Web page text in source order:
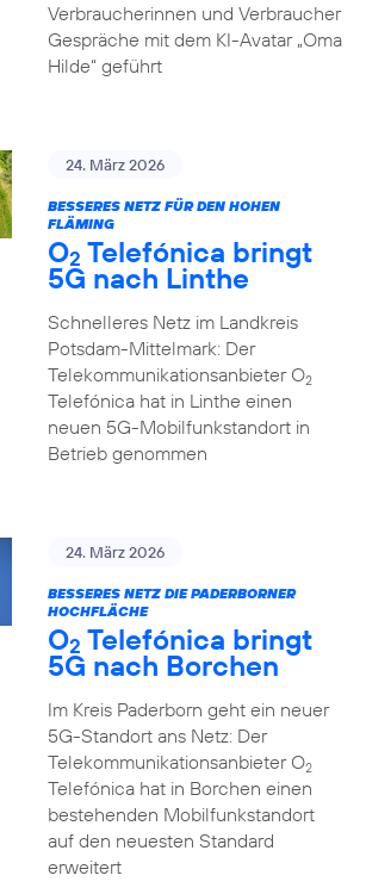
Verbraucherinnen und Verbraucher
Gespräche mit dem KI-Avatar „Oma
Hilde“ geführt
24. März 2026
BESSERES NETZ FÜR DEN HOHEN
FLÄMING
O2 Telefónica bringt
5G nach Linthe
Schnelleres Netz im Landkreis
Potsdam-Mittelmark: Der
Telekommunikationsanbieter O2
Telefónica hat in Linthe einen
neuen 5G-Mobilfunkstandort in
Betrieb genommen
24. März 2026
BESSERES NETZ DIE PADERBORNER
HOCHFLÄCHE
O2 Telefónica bringt
5G nach Borchen
Im Kreis Paderborn geht ein neuer
5G-Standort ans Netz: Der
Telekommunikationsanbieter O2
Telefónica hat in Borchen einen
bestehenden Mobilfunkstandort
auf den neuesten Standard
erweitert